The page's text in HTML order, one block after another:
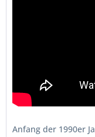
Anfang der 1990er